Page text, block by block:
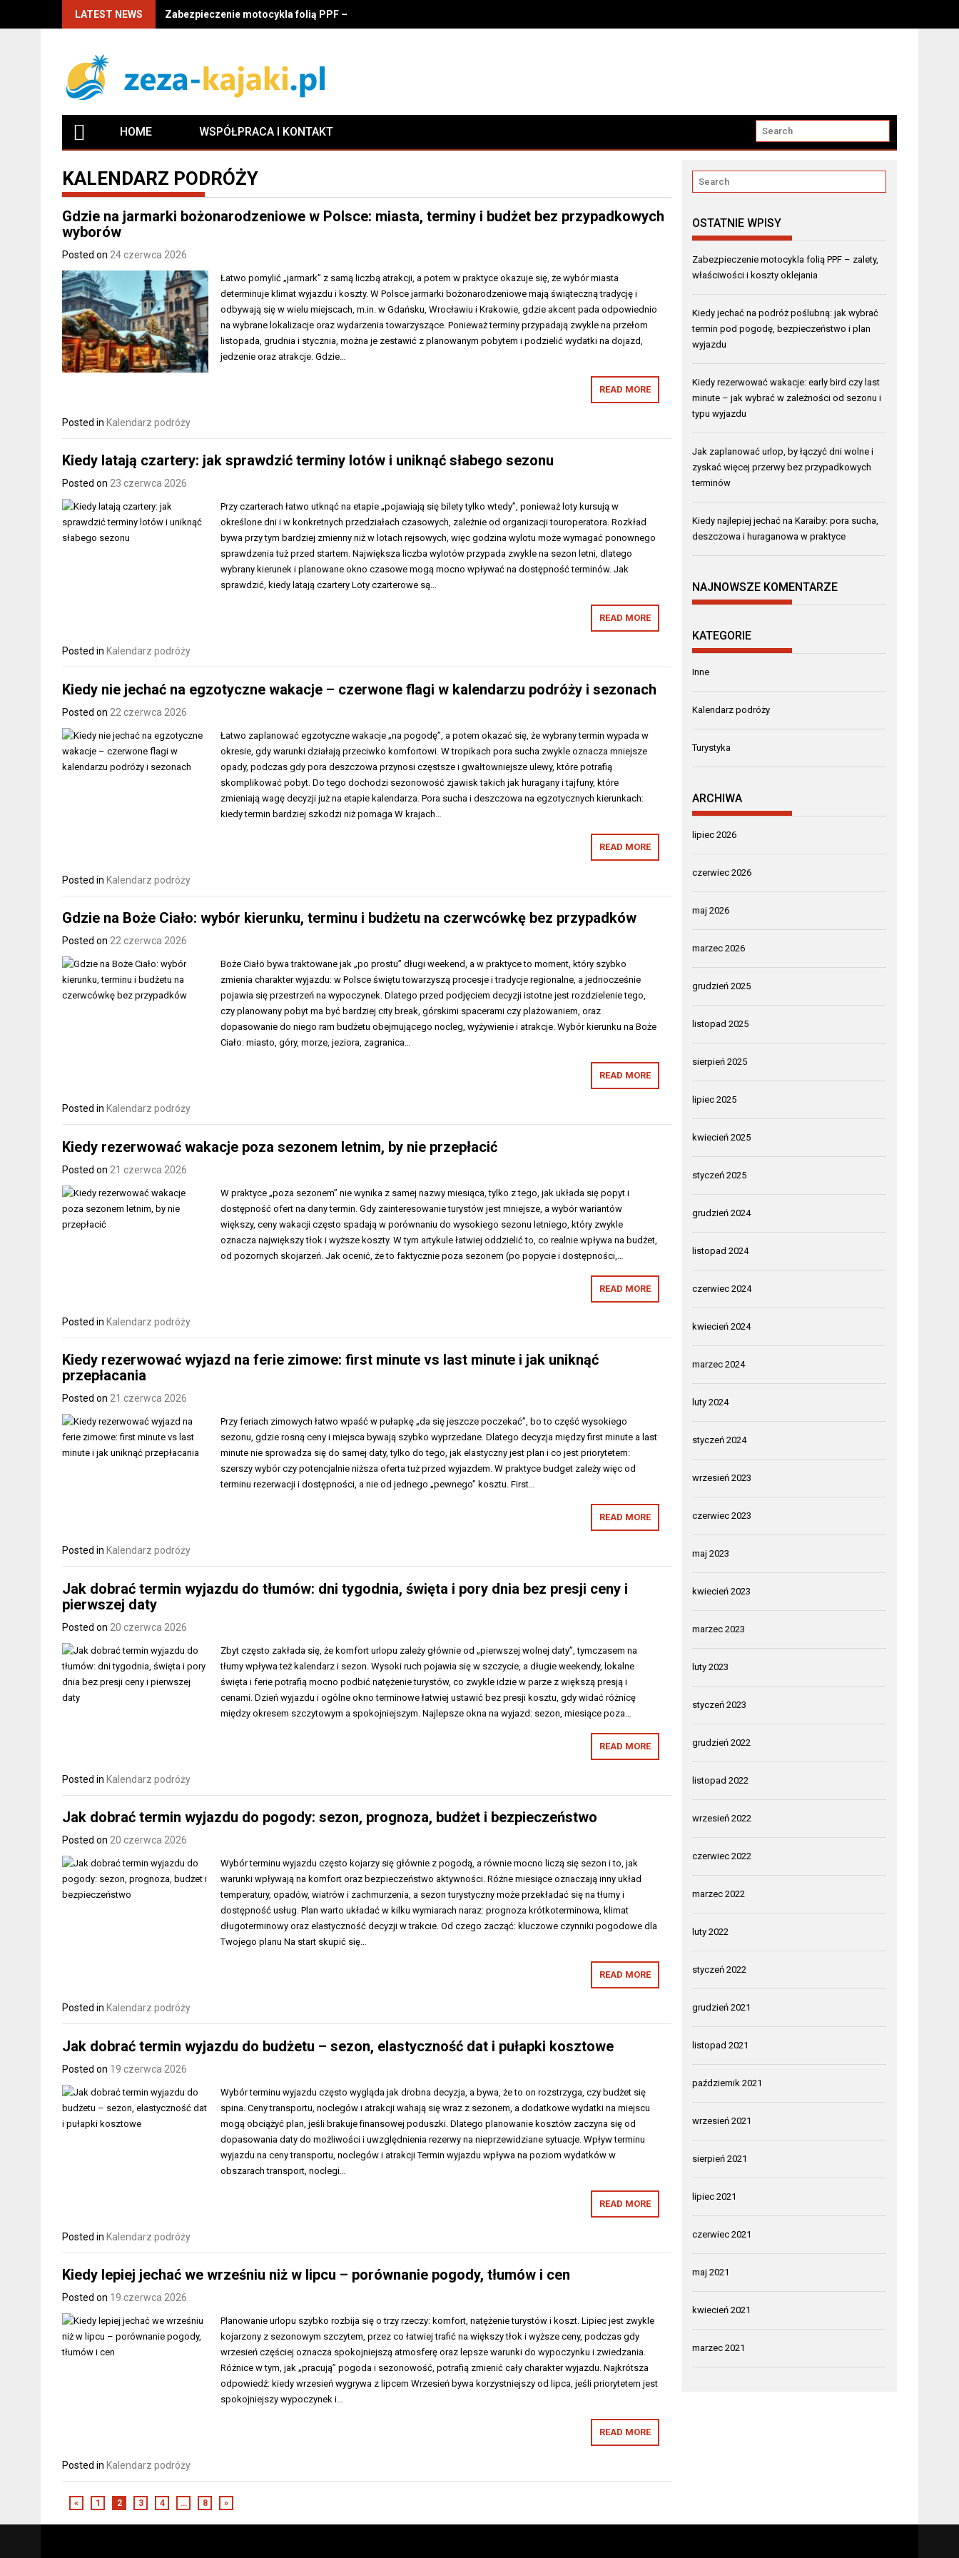
LATEST NEWS Zabezpieczenie motocykla folią PPF – zalety, właściwości i koszty oklejania
HOME WSPÓŁPRACA I KONTAKT
KALENDARZ PODRÓŻY
Gdzie na jarmarki bożonarodzeniowe w Polsce: miasta, terminy i budżet bez przypadkowych
wyborów
Posted on 24 czerwca 2026
Łatwo pomylić „jarmark” z samą liczbą atrakcji, a potem w praktyce okazuje się, że wybór miasta
determinuje klimat wyjazdu i koszty. W Polsce jarmarki bożonarodzeniowe mają świąteczną tradycję i
odbywają się w wielu miejscach, m.in. w Gdańsku, Wrocławiu i Krakowie, gdzie akcent pada odpowiednio
na wybrane lokalizacje oraz wydarzenia towarzyszące. Ponieważ terminy przypadają zwykle na przełom
listopada, grudnia i stycznia, można je zestawić z planowanym pobytem i podzielić wydatki na dojazd,
jedzenie oraz atrakcje. Gdzie…
READ MORE
Posted in Kalendarz podróży
Kiedy latają czartery: jak sprawdzić terminy lotów i uniknąć słabego sezonu
Posted on 23 czerwca 2026
Przy czarterach łatwo utknąć na etapie „pojawiają się bilety tylko wtedy”, ponieważ loty kursują w
określone dni i w konkretnych przedziałach czasowych, zależnie od organizacji touroperatora. Rozkład
bywa przy tym bardziej zmienny niż w lotach rejsowych, więc godzina wylotu może wymagać ponownego
sprawdzenia tuż przed startem. Największa liczba wylotów przypada zwykle na sezon letni, dlatego
wybrany kierunek i planowane okno czasowe mogą mocno wpływać na dostępność terminów. Jak
sprawdzić, kiedy latają czartery Loty czarterowe są…
READ MORE
Posted in Kalendarz podróży
Kiedy nie jechać na egzotyczne wakacje – czerwone flagi w kalendarzu podróży i sezonach
Posted on 22 czerwca 2026
Łatwo zaplanować egzotyczne wakacje „na pogodę”, a potem okazać się, że wybrany termin wypada w
okresie, gdy warunki działają przeciwko komfortowi. W tropikach pora sucha zwykle oznacza mniejsze
opady, podczas gdy pora deszczowa przynosi częstsze i gwałtowniejsze ulewy, które potrafią
skomplikować pobyt. Do tego dochodzi sezonowość zjawisk takich jak huragany i tajfuny, które
zmieniają wagę decyzji już na etapie kalendarza. Pora sucha i deszczowa na egzotycznych kierunkach:
kiedy termin bardziej szkodzi niż pomaga W krajach…
READ MORE
Posted in Kalendarz podróży
Gdzie na Boże Ciało: wybór kierunku, terminu i budżetu na czerwcówkę bez przypadków
Posted on 22 czerwca 2026
Boże Ciało bywa traktowane jak „po prostu” długi weekend, a w praktyce to moment, który szybko
zmienia charakter wyjazdu: w Polsce świętu towarzyszą procesje i tradycje regionalne, a jednocześnie
pojawia się przestrzeń na wypoczynek. Dlatego przed podjęciem decyzji istotne jest rozdzielenie tego,
czy planowany pobyt ma być bardziej city break, górskimi spacerami czy plażowaniem, oraz
dopasowanie do niego ram budżetu obejmującego nocleg, wyżywienie i atrakcje. Wybór kierunku na Boże
Ciało: miasto, góry, morze, jeziora, zagranica…
READ MORE
Posted in Kalendarz podróży
Kiedy rezerwować wakacje poza sezonem letnim, by nie przepłacić
Posted on 21 czerwca 2026
W praktyce „poza sezonem” nie wynika z samej nazwy miesiąca, tylko z tego, jak układa się popyt i
dostępność ofert na dany termin. Gdy zainteresowanie turystów jest mniejsze, a wybór wariantów
większy, ceny wakacji często spadają w porównaniu do wysokiego sezonu letniego, który zwykle
oznacza największy tłok i wyższe koszty. W tym artykule łatwiej oddzielić to, co realnie wpływa na budżet,
od pozornych skojarzeń. Jak ocenić, że to faktycznie poza sezonem (po popycie i dostępności,…
READ MORE
Posted in Kalendarz podróży
Kiedy rezerwować wyjazd na ferie zimowe: first minute vs last minute i jak uniknąć
przepłacania
Posted on 21 czerwca 2026
Przy feriach zimowych łatwo wpaść w pułapkę „da się jeszcze poczekać”, bo to część wysokiego
sezonu, gdzie rosną ceny i miejsca bywają szybko wyprzedane. Dlatego decyzja między first minute a last
minute nie sprowadza się do samej daty, tylko do tego, jak elastyczny jest plan i co jest priorytetem:
szerszy wybór czy potencjalnie niższa oferta tuż przed wyjazdem. W praktyce budget zależy więc od
terminu rezerwacji i dostępności, a nie od jednego „pewnego” kosztu. First…
READ MORE
Posted in Kalendarz podróży
Jak dobrać termin wyjazdu do tłumów: dni tygodnia, święta i pory dnia bez presji ceny i
pierwszej daty
Posted on 20 czerwca 2026
Zbyt często zakłada się, że komfort urlopu zależy głównie od „pierwszej wolnej daty”, tymczasem na
tłumy wpływa też kalendarz i sezon. Wysoki ruch pojawia się w szczycie, a długie weekendy, lokalne
święta i ferie potrafią mocno podbić natężenie turystów, co zwykle idzie w parze z większą presją i
cenami. Dzień wyjazdu i ogólne okno terminowe łatwiej ustawić bez presji kosztu, gdy widać różnicę
między okresem szczytowym a spokojniejszym. Najlepsze okna na wyjazd: sezon, miesiące poza…
READ MORE
Posted in Kalendarz podróży
Jak dobrać termin wyjazdu do pogody: sezon, prognoza, budżet i bezpieczeństwo
Posted on 20 czerwca 2026
Wybór terminu wyjazdu często kojarzy się głównie z pogodą, a równie mocno liczą się sezon i to, jak
warunki wpływają na komfort oraz bezpieczeństwo aktywności. Różne miesiące oznaczają inny układ
temperatury, opadów, wiatrów i zachmurzenia, a sezon turystyczny może przekładać się na tłumy i
dostępność usług. Plan warto układać w kilku wymiarach naraz: prognoza krótkoterminowa, klimat
długoterminowy oraz elastyczność decyzji w trakcie. Od czego zacząć: kluczowe czynniki pogodowe dla
Twojego planu Na start skupić się…
READ MORE
Posted in Kalendarz podróży
Jak dobrać termin wyjazdu do budżetu – sezon, elastyczność dat i pułapki kosztowe
Posted on 19 czerwca 2026
Wybór terminu wyjazdu często wygląda jak drobna decyzja, a bywa, że to on rozstrzyga, czy budżet się
spina. Ceny transportu, noclegów i atrakcji wahają się wraz z sezonem, a dodatkowe wydatki na miejscu
mogą obciążyć plan, jeśli brakuje finansowej poduszki. Dlatego planowanie kosztów zaczyna się od
dopasowania daty do możliwości i uwzględnienia rezerwy na nieprzewidziane sytuacje. Wpływ terminu
wyjazdu na ceny transportu, noclegów i atrakcji Termin wyjazdu wpływa na poziom wydatków w
obszarach transport, noclegi…
READ MORE
Posted in Kalendarz podróży
Kiedy lepiej jechać we wrześniu niż w lipcu – porównanie pogody, tłumów i cen
Posted on 19 czerwca 2026
Planowanie urlopu szybko rozbija się o trzy rzeczy: komfort, natężenie turystów i koszt. Lipiec jest zwykle
kojarzony z sezonowym szczytem, przez co łatwiej trafić na większy tłok i wyższe ceny, podczas gdy
wrzesień częściej oznacza spokojniejszą atmosferę oraz lepsze warunki do wypoczynku i zwiedzania.
Różnice w tym, jak „pracują” pogoda i sezonowość, potrafią zmienić cały charakter wyjazdu. Najkrótsza
odpowiedź: kiedy wrzesień wygrywa z lipcem Wrzesień bywa korzystniejszy od lipca, jeśli priorytetem jest
spokojniejszy wypoczynek i…
READ MORE
Posted in Kalendarz podróży
« 1 2 3 4 … 8 »
OSTATNIE WPISY
Zabezpieczenie motocykla folią PPF – zalety,
właściwości i koszty oklejania
Kiedy jechać na podróż poślubną: jak wybrać
termin pod pogodę, bezpieczeństwo i plan
wyjazdu
Kiedy rezerwować wakacje: early bird czy last
minute – jak wybrać w zależności od sezonu i
typu wyjazdu
Jak zaplanować urlop, by łączyć dni wolne i
zyskać więcej przerwy bez przypadkowych
terminów
Kiedy najlepiej jechać na Karaiby: pora sucha,
deszczowa i huraganowa w praktyce
NAJNOWSZE KOMENTARZE
KATEGORIE
Inne
Kalendarz podróży
Turystyka
ARCHIWA
lipiec 2026
czerwiec 2026
maj 2026
marzec 2026
grudzień 2025
listopad 2025
sierpień 2025
lipiec 2025
kwiecień 2025
styczeń 2025
grudzień 2024
listopad 2024
czerwiec 2024
kwiecień 2024
marzec 2024
luty 2024
styczeń 2024
wrzesień 2023
czerwiec 2023
maj 2023
kwiecień 2023
marzec 2023
luty 2023
styczeń 2023
grudzień 2022
listopad 2022
wrzesień 2022
czerwiec 2022
marzec 2022
luty 2022
styczeń 2022
grudzień 2021
listopad 2021
październik 2021
wrzesień 2021
sierpień 2021
lipiec 2021
czerwiec 2021
maj 2021
kwiecień 2021
marzec 2021